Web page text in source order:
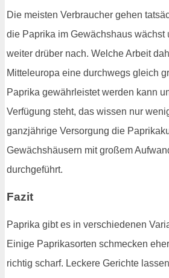
Die meisten Verbraucher gehen
die Paprika im Gewächshaus wächst
weiter drüber nach. Welche Arbeit
Mitteleuropa eine durchwegs gleich
Paprika gewährleistet werden kann
Verfügung steht, das wissen nur
ganzjährige Versorgung die
Gewächshäusern mit großem
durchgeführt.
Fazit
Paprika gibt es in verschiedenen
Einige Paprikasorten schmecken
richtig scharf. Leckere Gerichte